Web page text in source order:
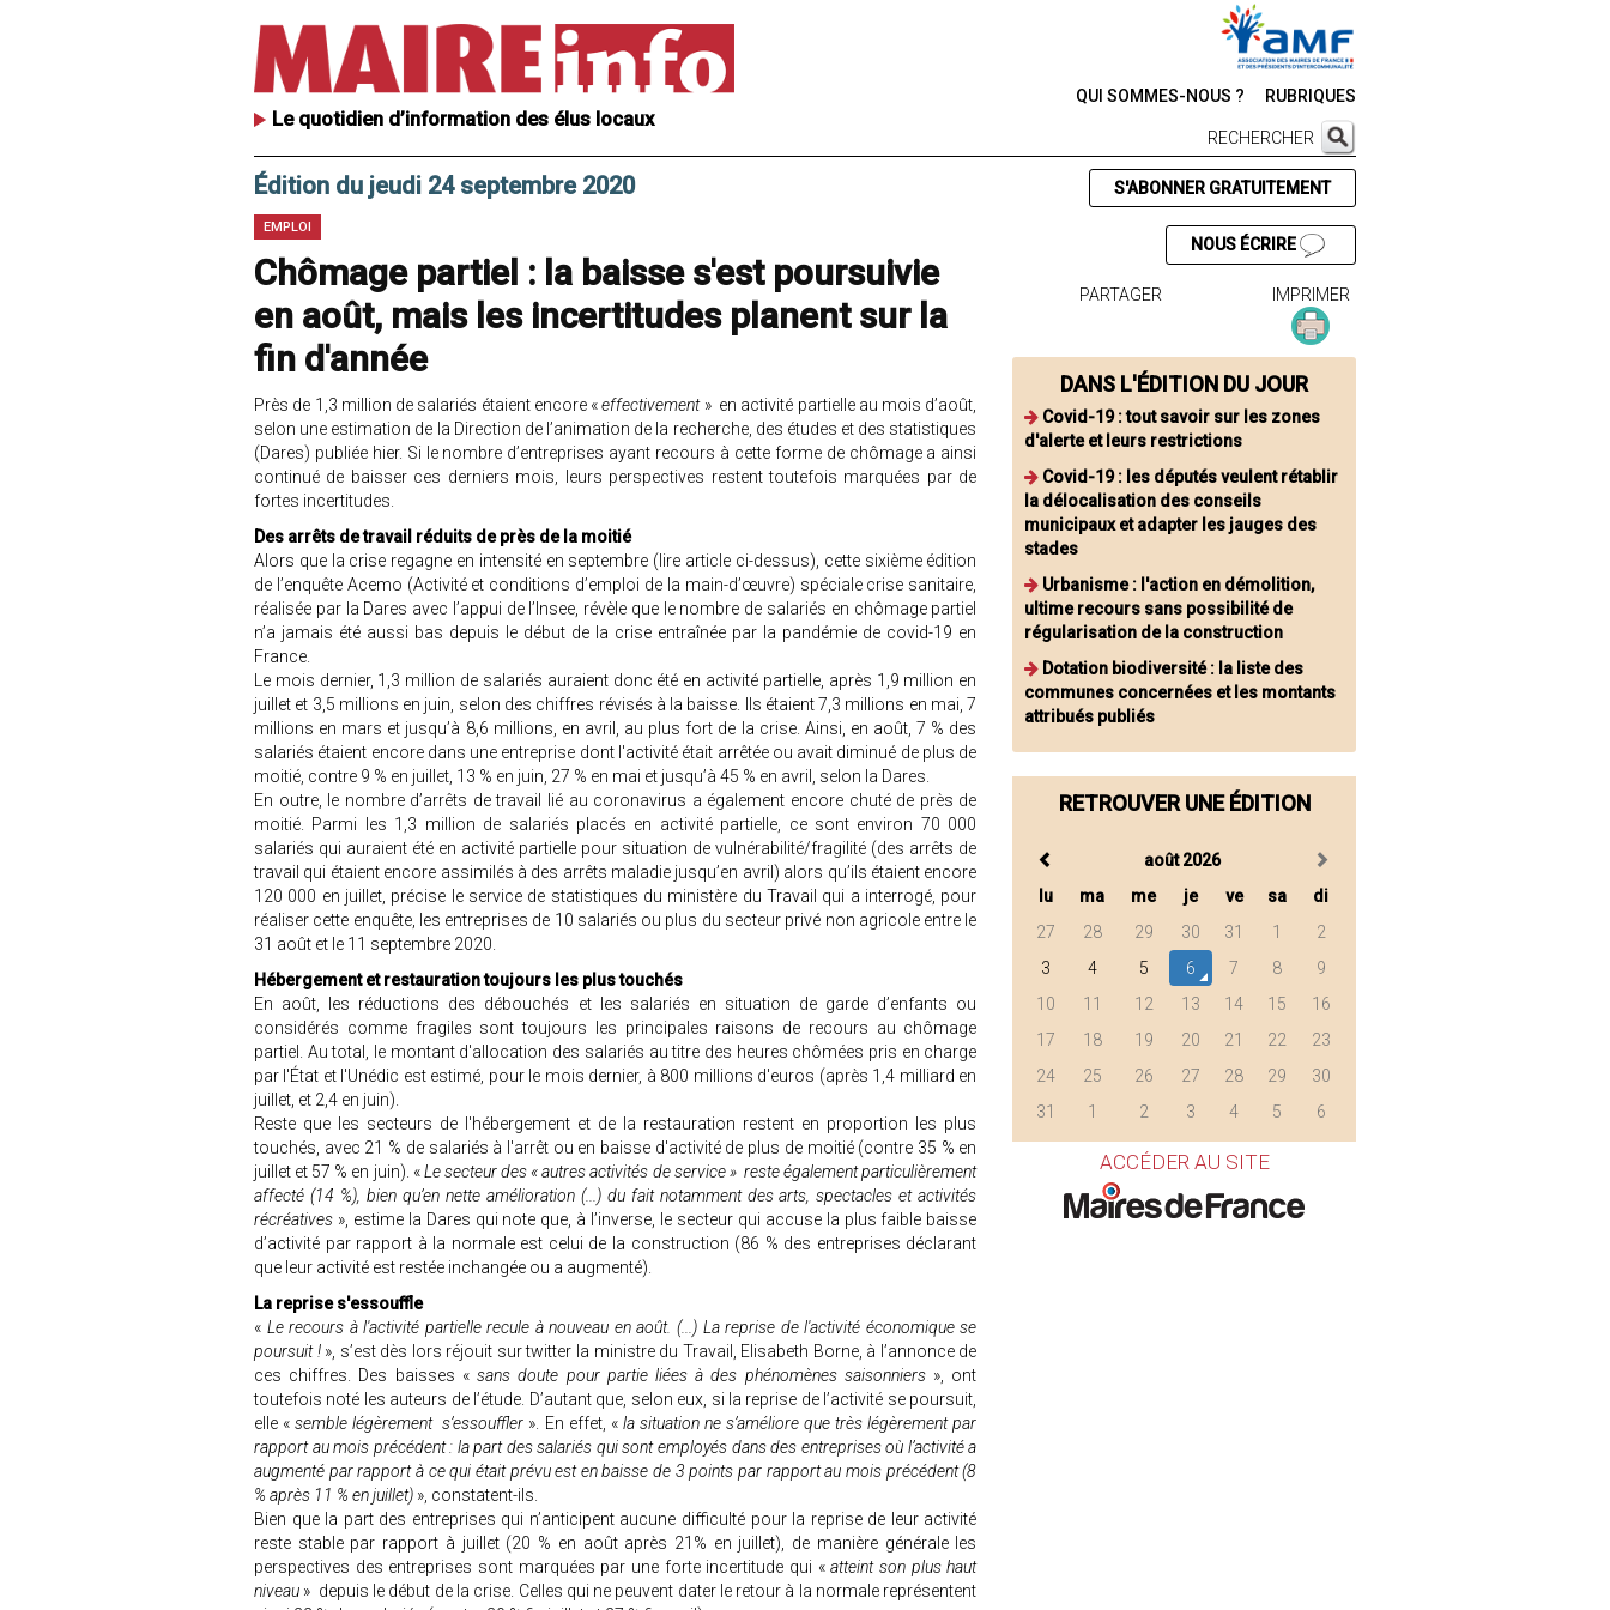
Le quotidien d’information des élus locaux
QUI SOMMES-NOUS ? RUBRIQUES
RECHERCHER
Édition du jeudi 24 septembre 2020
EMPLOI
Chômage partiel : la baisse s'est poursuivie
en août, mais les incertitudes planent sur la
fin d'année
Près de 1,3 million de salariés étaient encore «effectivement» en activité partielle au mois d’août,
selon une estimation de la Direction de l’animation de la recherche, des études et des statistiques
(Dares) publiée hier. Si le nombre d’entreprises ayant recours à cette forme de chômage a ainsi
continué de baisser ces derniers mois, leurs perspectives restent toutefois marquées par de
fortes incertitudes.
Des arrêts de travail réduits de près de la moitié
Alors que la crise regagne en intensité en septembre (lire article ci-dessus), cette sixième édition
de l’enquête Acemo (Activité et conditions d’emploi de la main-d’œuvre) spéciale crise sanitaire,
réalisée par la Dares avec l’appui de l’Insee, révèle que le nombre de salariés en chômage partiel
n’a jamais été aussi bas depuis le début de la crise entraînée par la pandémie de covid-19 en
France.
Le mois dernier, 1,3 million de salariés auraient donc été en activité partielle, après 1,9 million en
juillet et 3,5 millions en juin, selon des chiffres révisés à la baisse. Ils étaient 7,3 millions en mai, 7
millions en mars et jusqu’à 8,6 millions, en avril, au plus fort de la crise. Ainsi, en août, 7 % des
salariés étaient encore dans une entreprise dont l'activité était arrêtée ou avait diminué de plus de
moitié, contre 9 % en juillet, 13 % en juin, 27 % en mai et jusqu’à 45 % en avril, selon la Dares.
En outre, le nombre d’arrêts de travail lié au coronavirus a également encore chuté de près de
moitié. Parmi les 1,3 million de salariés placés en activité partielle, ce sont environ 70 000
salariés qui auraient été en activité partielle pour situation de vulnérabilité/fragilité (des arrêts de
travail qui étaient encore assimilés à des arrêts maladie jusqu’en avril) alors qu’ils étaient encore
120 000 en juillet, précise le service de statistiques du ministère du Travail qui a interrogé, pour
réaliser cette enquête, les entreprises de 10 salariés ou plus du secteur privé non agricole entre le
31 août et le 11 septembre 2020.
Hébergement et restauration toujours les plus touchés
En août, les réductions des débouchés et les salariés en situation de garde d’enfants ou
considérés comme fragiles sont toujours les principales raisons de recours au chômage
partiel. Au total, le montant d'allocation des salariés au titre des heures chômées pris en charge
par l'État et l'Unédic est estimé, pour le mois dernier, à 800 millions d'euros (après 1,4 milliard en
juillet, et 2,4 en juin).
Reste que les secteurs de l'hébergement et de la restauration restent en proportion les plus
touchés, avec 21 % de salariés à l'arrêt ou en baisse d'activité de plus de moitié (contre 35 % en
juillet et 57 % en juin). «Le secteur des « autres activités de service » reste également particulièrement
affecté (14 %), bien qu’en nette amélioration (...) du fait notamment des arts, spectacles et activités
récréatives », estime la Dares qui note que, à l’inverse, le secteur qui accuse la plus faible baisse
d’activité par rapport à la normale est celui de la construction (86 % des entreprises déclarant
que leur activité est restée inchangée ou a augmenté).
La reprise s'essouffle
« Le recours à l'activité partielle recule à nouveau en août. (...) La reprise de l'activité économique se
poursuit !», s’est dès lors réjouit sur twitter la ministre du Travail, Elisabeth Borne, à l’annonce de
ces chiffres. Des baisses «sans doute pour partie liées à des phénomènes saisonniers », ont
toutefois noté les auteurs de l’étude. D’autant que, selon eux, si la reprise de l’activité se poursuit,
elle «semble légèrement s’essouffler ». En effet, «la situation ne s’améliore que très légèrement par
rapport au mois précédent : la part des salariés qui sont employés dans des entreprises où l’activité a
augmenté par rapport à ce qui était prévu est en baisse de 3 points par rapport au mois précédent (8
% après 11 % en juillet) », constatent-ils.
Bien que la part des entreprises qui n’anticipent aucune difficulté pour la reprise de leur activité
reste stable par rapport à juillet (20 % en août après 21% en juillet), de manière générale les
perspectives des entreprises sont marquées par une forte incertitude qui «atteint son plus haut
niveau » depuis le début de la crise. Celles qui ne peuvent dater le retour à la normale représentent
S'ABONNER GRATUITEMENT
NOUS ÉCRIRE
PARTAGER IMPRIMER
DANS L'ÉDITION DU JOUR
Covid-19 : tout savoir sur les zones
d'alerte et leurs restrictions
Covid-19 : les députés veulent rétablir
la délocalisation des conseils
municipaux et adapter les jauges des
stades
Urbanisme : l'action en démolition,
ultime recours sans possibilité de
régularisation de la construction
Dotation biodiversité : la liste des
communes concernées et les montants
attribués publiés
RETROUVER UNE ÉDITION
août 2026
lu
ma me je ve sa
di
27
28 29 30 31 1
2
3
4 5 6 7 8
9
10
11 12 13 14 15
16
17
18 19 20 21 22
23
24
25 26 27 28 29
30
31
1 2 3 4 5 6
ACCÉDER AU SITE